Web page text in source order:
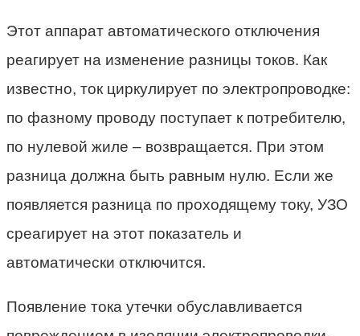
Этот аппарат автоматического отключения
реагирует на изменение разницы токов. Как
известно, ток циркулирует по электропроводке:
по фазному проводу поступает к потребителю,
по нулевой жиле – возвращается. При этом
разница должна быть равным нулю. Если же
появляется разница по проходящему току, УЗО
среагирует на этот показатель и
автоматически отключится.
Появление тока утечки обуславливается